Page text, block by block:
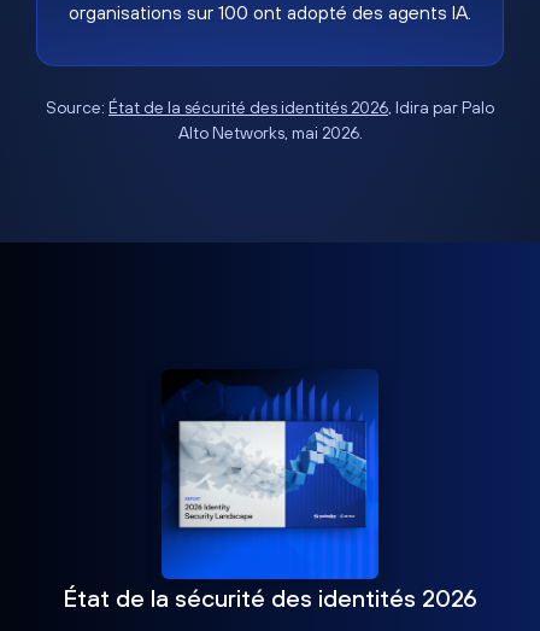
organisations sur 100 ont adopté des agents IA.
Source: État de la sécurité des identités 2026, Idira par Palo
Alto Networks, mai 2026.
État de la sécurité des identités 2026